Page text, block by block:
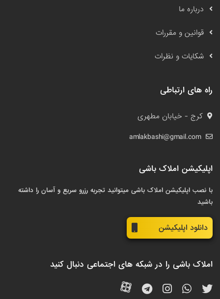
درباره ما
قوانین و مقررات
شکایات و نظرات
راه های ارتباطی
کرج - خیابان مطهری
amlakbashi@gmail.com
اپلیکیشن املاک باشی
با نصب اپلیکیشن املاک باشی میتوانید تجربه رزرو سریع و آسان را داشته
باشید
دانلود اپلیکیشن
املاک باشی را در شبکه های اجتماعی دنبال کنید